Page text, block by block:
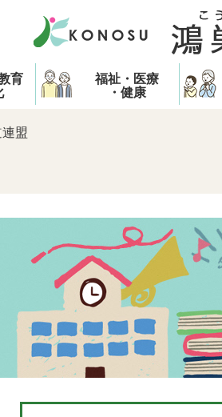
育
福祉・医療
・健康
盟